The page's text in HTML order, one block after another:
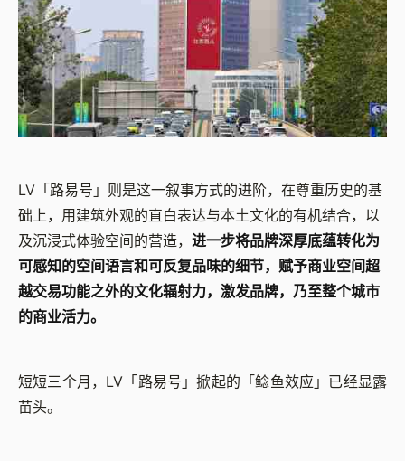
LV「路易号」则是这一叙事方式的进阶，在尊重历史的基
础上，用建筑外观的直白表达与本土文化的有机结合，以
及沉浸式体验空间的营造， 进一步将品牌深厚底蕴转化为
可感知的空间语言和可反复品味的细节，赋予商业空间超
越交易功能之外的文化辐射力，激发品牌，乃至整个城市
的商业活力。
短短三个月，LV「路易号」掀起的「鲶鱼效应」已经显露
苗头。